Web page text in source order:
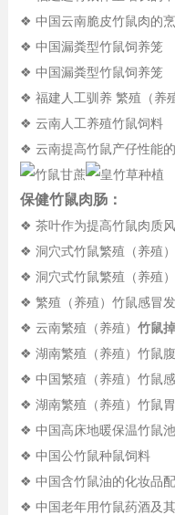
❖ 中国云南脆皮竹鼠肉的
❖ 中国漏粪型竹鼠饲养笼
❖ 中国漏粪型竹鼠饲养笼
❖ 福建人工驯养 繁殖（养
❖ 云南人工养殖竹鼠饲料
❖ 云南提高竹鼠产仔性能
保健竹鼠肉肠：
❖ 茶叶作为提高竹鼠肉质
❖ 洞穴式竹鼠繁殖（养殖
❖ 洞穴式竹鼠繁殖（养殖
❖ 繁殖（养殖）竹鼠感冒
❖ 云南繁殖（养殖） 竹鼠
❖ 湖南繁殖（养殖）竹鼠
❖ 中国繁殖（养殖）竹鼠
❖ 湖南繁殖（养殖）竹鼠
❖ 中国高床地暖保温竹鼠池
❖ 中国公竹鼠种鼠饲料
❖ 中国含竹鼠油的化妆品
❖ 中国老年用竹鼠药酒及